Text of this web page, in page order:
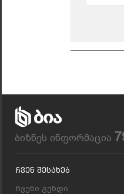
ბიზნეს ინფორმაცია
Ჩვენ Შესახებ
ჩვენი გუნდი